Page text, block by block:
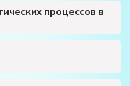
процессов в